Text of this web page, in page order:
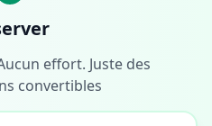
effort. Juste des
convertibles